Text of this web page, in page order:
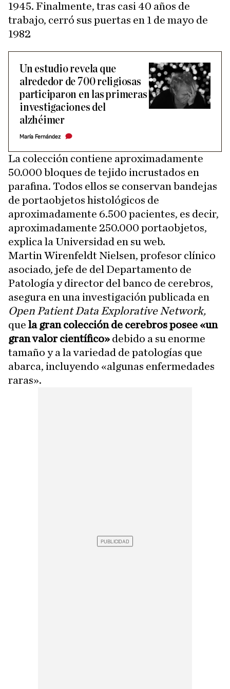
1945. Finalmente, tras casi 40 años de
trabajo, cerró sus puertas en 1 de mayo de
1982
Un estudio revela que
alrededor de 700 religiosas
participaron en las primeras
investigaciones del
alzhéimer
María Fernández
La colección contiene aproximadamente
50.000 bloques de tejido incrustados en
parafina. Todos ellos se conservan bandejas
de portaobjetos histológicos de
aproximadamente 6.500 pacientes, es decir,
aproximadamente 250.000 portaobjetos,
explica la Universidad en su web.
Martin Wirenfeldt Nielsen, profesor clínico
asociado, jefe de del Departamento de
Patología y director del banco de cerebros,
asegura en una investigación publicada en
Open Patient Data Explorative Network,
que la gran colección de cerebros posee «un
gran valor científico» debido a su enorme
tamaño y a la variedad de patologías que
abarca, incluyendo «algunas enfermedades
raras».